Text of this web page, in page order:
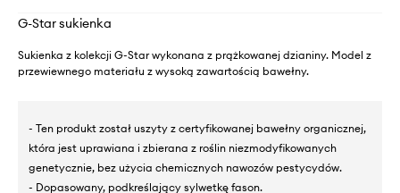
G-Star sukienka
Sukienka z kolekcji G-Star wykonana z prążkowanej dzianiny. Model z
przewiewnego materiału z wysoką zawartością bawełny.
- Ten produkt został uszyty z certyfikowanej bawełny organicznej,
która jest uprawiana i zbierana z roślin niezmodyfikowanych
genetycznie, bez użycia chemicznych nawozów pestycydów.
- Dopasowany, podkreślający sylwetkę fason.